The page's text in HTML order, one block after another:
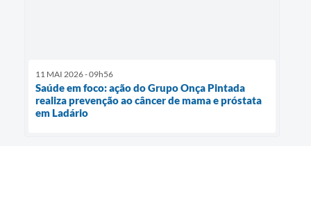
11 MAI 2026 - 09h56
Saúde em foco: ação do Grupo Onça Pintada
realiza prevenção ao câncer de mama e próstata
em Ladário